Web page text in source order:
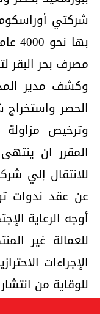
شركتي
بها
مصرف بحر البقر
وكشف مدير
الحصر
المقرر ان
للانتقال إلي
عن عقد ندوات
أوجه الرعاية
للعمالة غير
الإجراءات
للوقاية من